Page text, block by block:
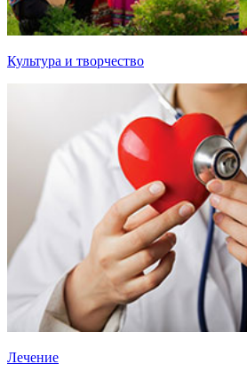
Культура и творчество
Лечение